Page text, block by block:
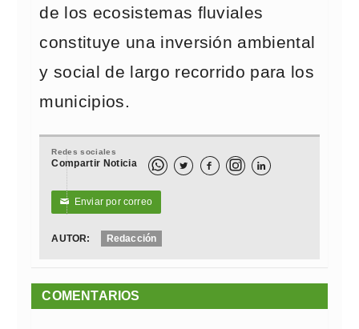
de los ecosistemas fluviales
constituye una inversión ambiental
y social de largo recorrido para los
municipios.
Redes sociales
Compartir Noticia   
✉ Enviar por correo
AUTOR: Redacción
COMENTARIOS